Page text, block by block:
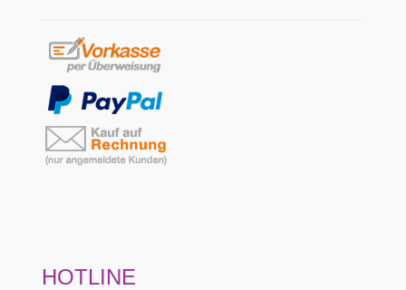
HOTLINE